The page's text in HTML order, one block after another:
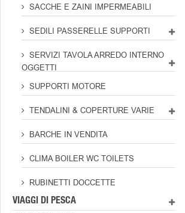
SACCHE E ZAINI IMPERMEABILI
SEDILI PASSERELLE SUPPORTI
SERVIZI TAVOLA ARREDO INTERNO
OGGETTI
SUPPORTI MOTORE
TENDALINI & COPERTURE VARIE
BARCHE IN VENDITA
CLIMA BOILER WC TOILETS
RUBINETTI DOCCETTE
VIAGGI DI PESCA